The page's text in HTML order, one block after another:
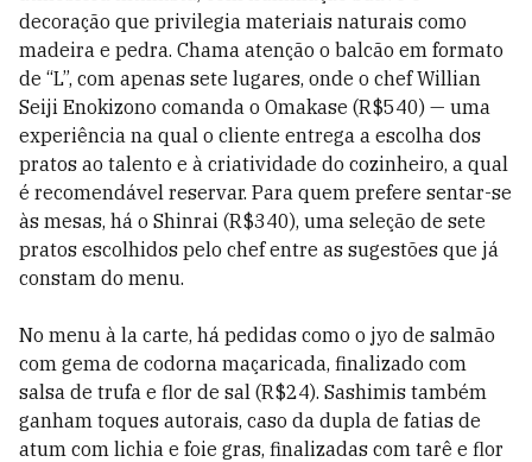
decoração que privilegia materiais naturais como
madeira e pedra. Chama atenção o balcão em formato
de “L”, com apenas sete lugares, onde o chef Willian
Seiji Enokizono comanda o Omakase (R$540) — uma
experiência na qual o cliente entrega a escolha dos
pratos ao talento e à criatividade do cozinheiro, a qual
é recomendável reservar. Para quem prefere sentar-se
às mesas, há o Shinrai (R$340), uma seleção de sete
pratos escolhidos pelo chef entre as sugestões que já
constam do menu.
No menu à la carte, há pedidas como o jyo de salmão
com gema de codorna maçaricada, finalizado com
salsa de trufa e flor de sal (R$24). Sashimis também
ganham toques autorais, caso da dupla de fatias de
atum com lichia e foie gras, finalizadas com tarê e flor